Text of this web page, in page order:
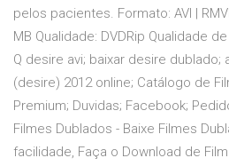
pelos pacientes. Formato: AVI |
MB Qualidade: DVDRip Qualidade
Q desire avi; baixar desire
(desire) 2012 online; Catálogo de
Premium; Duvidas; Facebook;
Filmes Dublados - Baixe Filmes
facilidade, Faça o Download de